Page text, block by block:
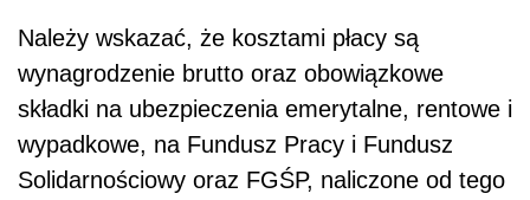
Należy wskazać, że kosztami płacy są
wynagrodzenie brutto oraz obowiązkowe
składki na ubezpieczenia emerytalne, rentowe i
wypadkowe, na Fundusz Pracy i Fundusz
Solidarnościowy oraz FGŚP, naliczone od tego